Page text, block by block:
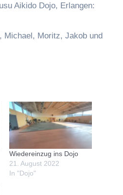
Aikido Dojo, Erlangen:
Michael, Moritz, Jakob und
Wiedereinzug ins Dojo
21. August 2022
In "Dojo"